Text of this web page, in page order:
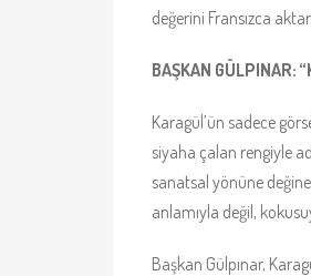
değerini Fransızca
BAŞKAN GÜLPINAR:
Karagül’ün sadece
siyaha çalan rengiyle
sanatsal yönüne
anlamıyla değil,
Başkan Gülpınar,